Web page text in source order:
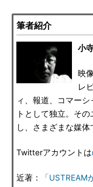
筆者紹介
小
映
レ
ィ、報道、コマー
トとして独立。そ
し、さまざまな媒体
Twitterアカウントは
近著： 「USTREAM